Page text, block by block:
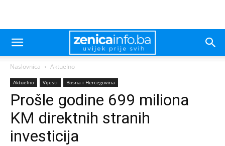
Naslovnica Aktuelno
Aktuelno Vijesti Bosna i Hercegovina
Prošle godine 699 miliona
KM direktnih stranih
investicija